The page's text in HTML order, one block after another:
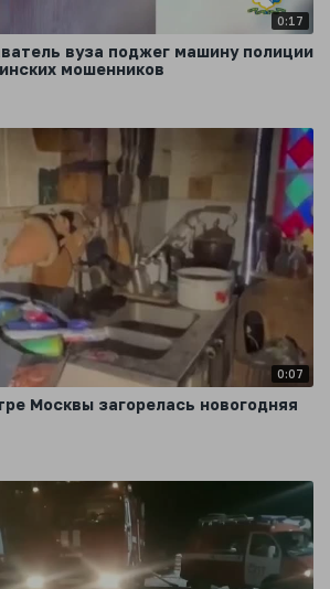
0:17
вуза поджег машину полиции
мошенников
0:07
Москвы загорелась новогодняя